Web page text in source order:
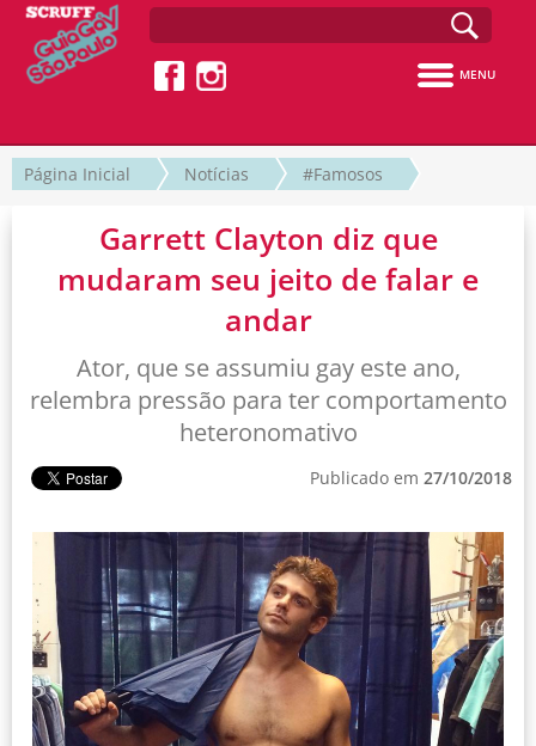
MENU
Página Inicial Notícias #Famosos
Garrett Clayton diz que
mudaram seu jeito de falar e
andar
Ator, que se assumiu gay este ano,
relembra pressão para ter comportamento
heteronomativo
Publicado em 27/10/2018